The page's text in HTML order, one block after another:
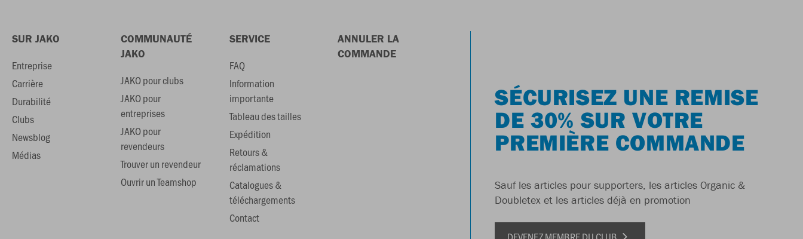
SUR JAKO
Entreprise
Carrière
Durabilité
Clubs
Newsblog
Médias
COMMUNAUTÉ
JAKO
JAKO pour clubs
JAKO pour
entreprises
JAKO pour
revendeurs
Trouver un revendeur
Ouvrir un Teamshop
SERVICE
FAQ
Information
importante
Tableau des tailles
Expédition
Retours &
réclamations
Catalogues &
téléchargements
Contact
ANNULER LA
COMMANDE
SÉCURISEZ UNE REMISE
DE 30% SUR VOTRE
PREMIÈRE COMMANDE
Sauf les articles pour supporters, les articles Organic &
Doubletex et les articles déjà en promotion